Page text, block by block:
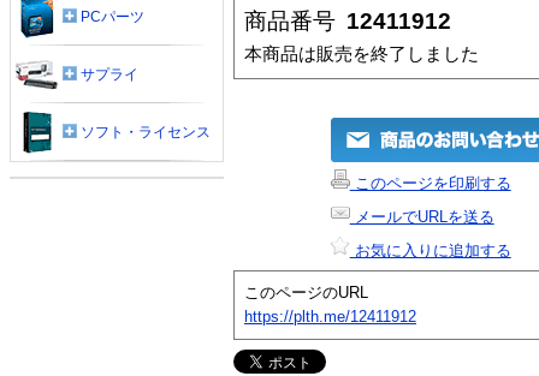
商品番号 12411912
本商品は販売を終了しました
このページを印刷する
メールでURLを送る
お気に入りに追加する
このページのURL
https://plth.me/12411912
PCパーツ
サプライ
ソフト・ライセンス